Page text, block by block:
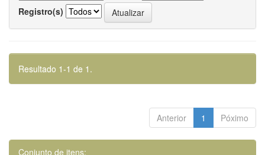
Registro(s)
Resultado 1-1 de 1.
Anterior 1 Póximo
Conjunto de itens: